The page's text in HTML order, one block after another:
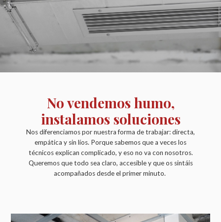
No vendemos humo,
instalamos soluciones
Nos diferenciamos por nuestra forma de trabajar: directa,
empática y sin líos. Porque sabemos que a veces los
técnicos explican complicado, y eso no va con nosotros.
Queremos que todo sea claro, accesible y que os sintáis
acompañados desde el primer minuto.